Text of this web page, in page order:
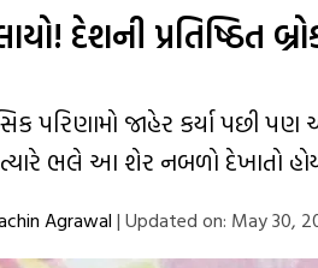
દેશની પ્રતિષ્ઠિત
પરિણામો જાહેર કર્યા પછી
ભલે આ શેર નબળો દેખાતો
Agrawal | Updated on: May 30,